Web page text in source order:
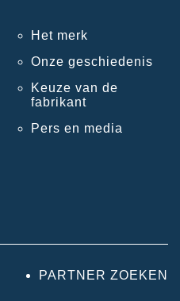
Het merk
Onze geschiedenis
Keuze van de
fabrikant
Pers en media
PARTNER ZOEKEN